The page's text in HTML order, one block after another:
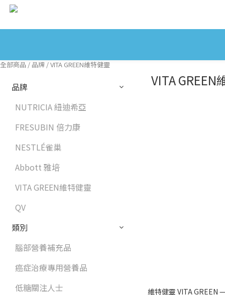
全部商品 / 品牌 /VITA GREEN維特健靈
品牌
NUTRICIA 紐迪希亞
FRESUBIN 倍力康
NESTLÉ雀巢
Abbott 雅培
VITA GREEN維特健靈
QV
類別
腦部營養補充品
癌症治療專用營養品
低糖關注人士
VITA GREEN